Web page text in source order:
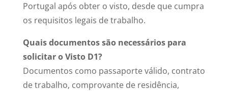
Portugal após obter o visto, desde que cumpra
os requisitos legais de trabalho.
Quais documentos são necessários para
solicitar o Visto D1?
Documentos como passaporte válido, contrato
de trabalho, comprovante de residência,